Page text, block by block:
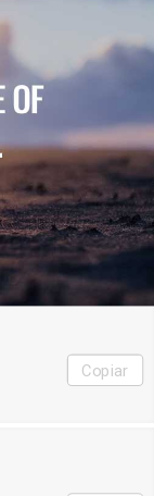
Copiar